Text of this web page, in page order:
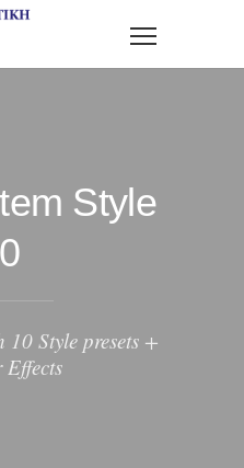
Style
Style presets +